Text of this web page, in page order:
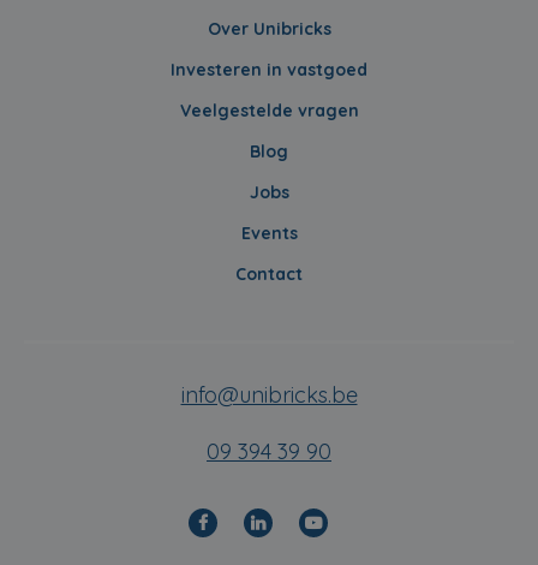
Over Unibricks
Investeren in vastgoed
Veelgestelde vragen
Blog
Jobs
Events
Contact
info@unibricks.be
09 394 39 90